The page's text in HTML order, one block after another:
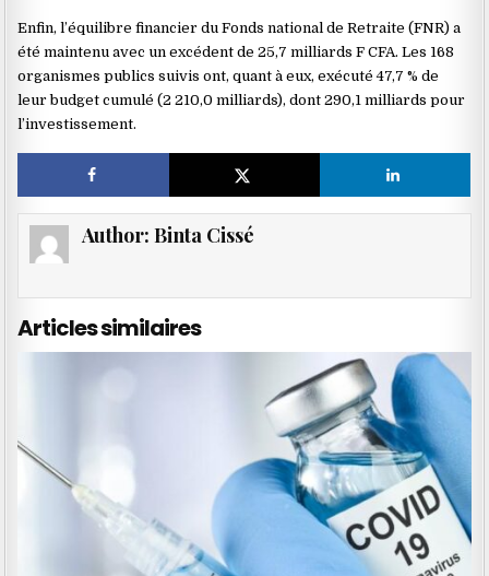
Enfin, l’équilibre financier du Fonds national de Retraite (FNR) a
été maintenu avec un excédent de 25,7 milliards F CFA. Les 168
organismes publics suivis ont, quant à eux, exécuté 47,7 % de
leur budget cumulé (2 210,0 milliards), dont 290,1 milliards pour
l’investissement.
Author: Binta Cissé
Articles similaires